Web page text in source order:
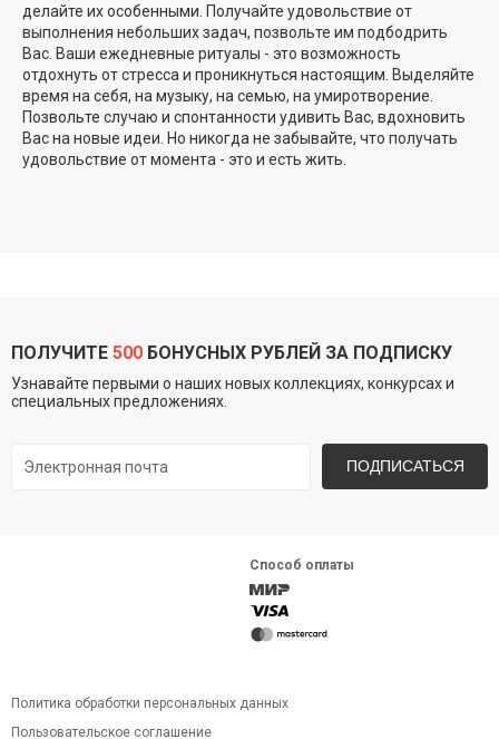
делайте их особенными. Получайте удовольствие от
выполнения небольших задач, позвольте им подбодрить
Вас. Ваши ежедневные ритуалы - это возможность
отдохнуть от стресса и проникнуться настоящим. Выделяйте
время на себя, на музыку, на семью, на умиротворение.
Позвольте случаю и спонтанности удивить Вас, вдохновить
Вас на новые идеи. Но никогда не забывайте, что получать
удовольствие от момента - это и есть жить.
ПОЛУЧИТЕ 500 БОНУСНЫХ РУБЛЕЙ ЗА ПОДПИСКУ
Узнавайте первыми о наших новых коллекциях, конкурсах и
специальных предложениях.
ПОДПИСАТЬСЯ
Способ оплаты
Политика обработки персональных данных
Пользовательское соглашение